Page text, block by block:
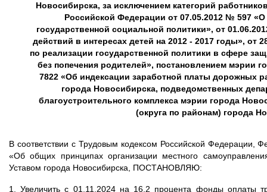
Новосибирска, за исключением категорий
Российской Федерации от 07.05.2012 № 597
государственной социальной политики», от
действий в интересах детей на 2012 - 2017 годы», от
по реализации государственной политики в сфере
без попечения родителей», постановлением мэрии
7822 «Об индексации заработной платы дорожных
города Новосибирска, подведомственных
благоустроительного комплекса мэрии города
(округа по районам) города
В соответствии с Трудовым кодексом Российской
«Об общих принципах организации местного
Уставом города Новосибирска, ПОСТАНОВЛЯЮ:
1. Увеличить с 01.11.2024 на 16,2 процента фонды оплаты